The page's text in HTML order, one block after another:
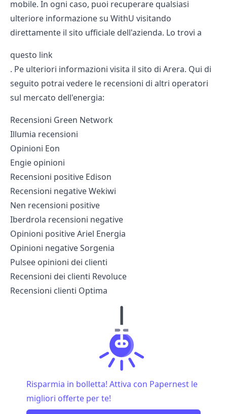
mobile. In ogni caso, puoi recuperare qualsiasi
ulteriore informazione su WithU visitando
direttamente il sito ufficiale dell'azienda. Lo trovi a
questo link
. Pe ulteriori informazioni visita il sito di Arera. Qui di
seguito potrai vedere le recensioni di altri operatori
sul mercato dell'energia:
Recensioni Green Network
Illumia recensioni
Opinioni Eon
Engie opinioni
Recensioni positive Edison
Recensioni negative Wekiwi
Nen recensioni positive
Iberdrola recensioni negative
Opinioni positive Ariel Energia
Opinioni negative Sorgenia
Pulsee opinioni dei clienti
Recensioni dei clienti Revoluce
Recensioni clienti Optima
Risparmia in bolletta! Attiva con Papernest le
migliori offerte per te!